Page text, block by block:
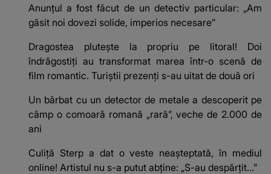
Anunțul a fost făcut de un detectiv particular: „Am
găsit noi dovezi solide, imperios necesare”
Dragostea plutește la propriu pe litoral! Doi
îndrăgostiți au transformat marea într-o scenă de
film romantic. Turiștii prezenți s-au uitat de două ori
Un bărbat cu un detector de metale a descoperit pe
câmp o comoară romană „rară”, veche de 2.000 de
ani
Culiță Sterp a dat o veste neașteptată, în mediul
online! Artistul nu s-a putut abține: „S-au despărțit...”